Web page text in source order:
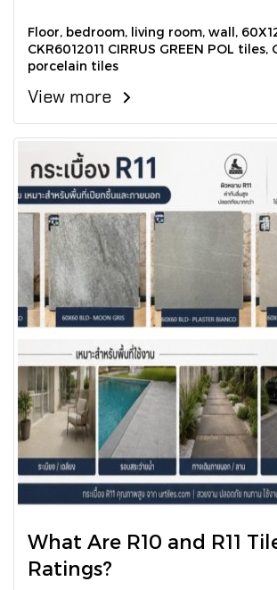
Floor, bedroom, living room, wall,
CKR6012011 CIRRUS GREEN POL tiles,
porcelain tiles
View more
What Are R10 and R11
Ratings?